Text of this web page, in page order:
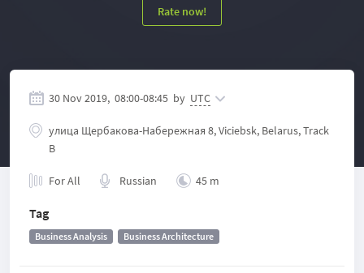
Rate now!
30 Nov 2019, 08:00-08:45 by UTC
улица Щербакова-Набережная 8, Viciebsk, Belarus, Track
B
For All Russian 45 m
Tag
Business Analysis Business Architecture